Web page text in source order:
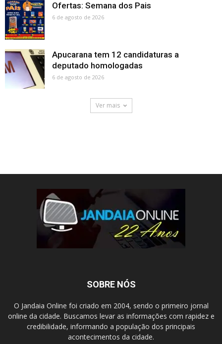
Ofertas: Semana dos Pais
6 de agosto de 2026
Apucarana tem 12 candidaturas a
deputado homologadas
6 de agosto de 2026
Ver mais
SOBRE NÓS
O Jandaia Online foi criado em 2004, sendo o primeiro jornal
online da cidade. Buscamos levar as informações com rapidez e
credibilidade, informando a população dos principais
acontecimentos da cidade.